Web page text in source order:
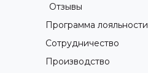
Отзывы
Производство
Сотрудничество
Программа лояльности